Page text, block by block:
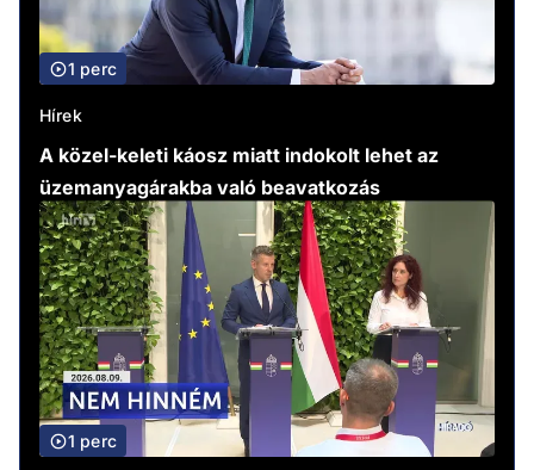
1 perc
Hírek
A közel-keleti káosz miatt indokolt lehet az
üzemanyagárakba való beavatkozás
1 perc